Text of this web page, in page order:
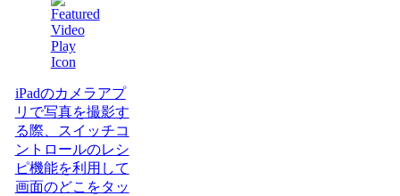
iPadのカメラアプ
リで写真を撮影す
る際、スイッチコ
ントロールのレシ
ピ機能を利用して
画面のどこをタッ